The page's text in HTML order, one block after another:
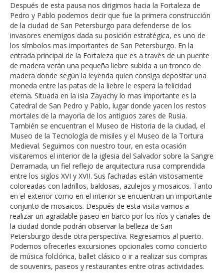
Después de esta pausa nos dirigimos hacia la Fortaleza de
Pedro y Pablo podemos decir que fue la primera construcción
de la ciudad de San Petersburgo para defenderse de los
invasores enemigos dada su posición estratégica, es uno de
los símbolos mas importantes de San Petersburgo. En la
entrada principal de la Fortaleza que es a través de un puente
de madera verán una pequeña liebre subida a un tronco de
madera donde según la leyenda quien consiga depositar una
moneda entre las patas de la liebre le espera la felicidad
eterna. Situada en la isla Zayachy lo mas importante es la
Catedral de San Pedro y Pablo, lugar donde yacen los restos
mortales de la mayoría de los antiguos zares de Rusia.
También se encuentran el Museo de Historia de la ciudad, el
Museo de la Tecnología de misiles y el Museo de la Tortura
Medieval. Seguimos con nuestro tour, en esta ocasión
visitaremos el interior de la iglesia del Salvador sobre la Sangre
Derramada, un fiel reflejo de arquitectura rusa comprendida
entre los siglos XVI y XVII. Sus fachadas están vistosamente
coloreadas con ladrillos, baldosas, azulejos y mosaicos. Tanto
en el exterior como en el interior se encuentran un importante
conjunto de mosaicos. Después de esta visita vamos a
realizar un agradable paseo en barco por los ríos y canales de
la ciudad donde podrán observar la belleza de San
Petersburgo desde otra perspectiva. Regresamos al puerto.
Podemos ofrecerles excursiones opcionales como concierto
de música folclórica, ballet clásico o ir a realizar sus compras
de souvenirs, paseos y restaurantes entre otras actividades.